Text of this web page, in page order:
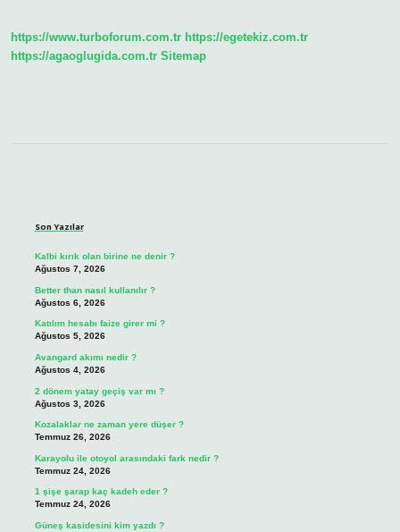
Kuruldu
https://www.turboforum.com.tr https://egetekiz.com.tr
https://agaoglugida.com.tr Sitemap
Son Yazılar
Kalbi kırık olan birine ne denir ?
Ağustos 7, 2026
Better than nasıl kullanılır ?
Ağustos 6, 2026
Katılım hesabı faize girer mi ?
Ağustos 5, 2026
Avangard akımı nedir ?
Ağustos 4, 2026
2 dönem yatay geçiş var mı ?
Ağustos 3, 2026
Kozalaklar ne zaman yere düşer ?
Temmuz 26, 2026
Karayolu ile otoyol arasındaki fark nedir ?
Temmuz 24, 2026
1 şişe şarap kaç kadeh eder ?
Temmuz 24, 2026
Güneş kasidesini kim yazdı ?